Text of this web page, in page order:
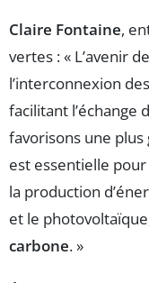
Claire Fontaine,
vertes : « L’avenir
l’interconnexion des
facilitant l’échange
favorisons une
est essentielle
la production
et le
carbone. »